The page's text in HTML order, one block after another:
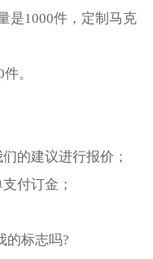
是1000件，定制马克
。
的建议进行报价；
付订金；
的标志吗?